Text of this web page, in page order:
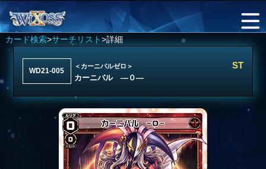
カード検索>サーチリスト>詳細
WD21-005
＜カーニバルゼロ＞
カーニバル ―０―
ST